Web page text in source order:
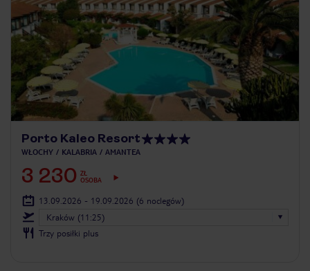
Porto Kaleo Resort
WŁOCHY KALABRIA AMANTEA
3 230 ZŁ
OSOBA
13.09.2026 - 19.09.2026 (6 noclegów)
Kraków (11:25)
Trzy posiłki plus